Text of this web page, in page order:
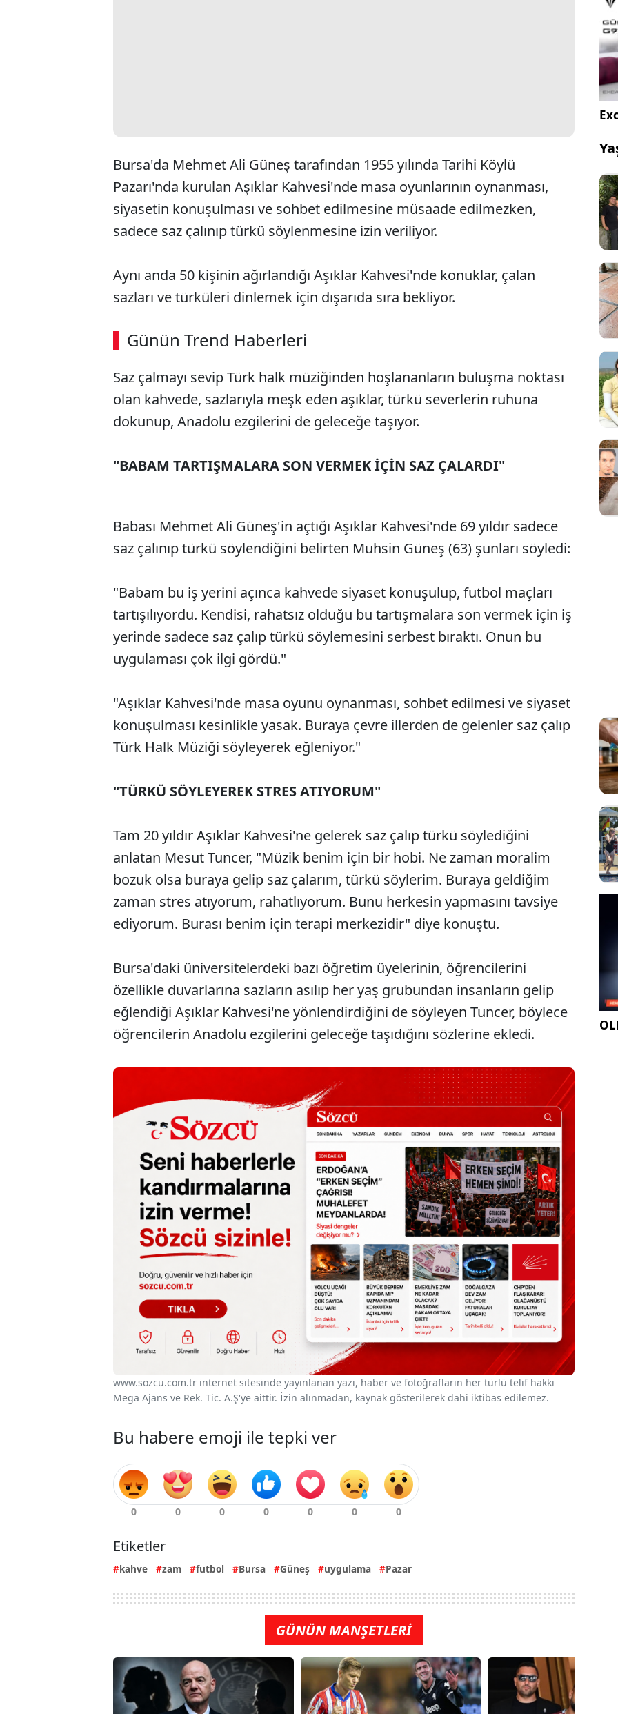
Bursa'da Mehmet Ali Güneş tarafından 1955 yılında Tarihi Köylü
Pazarı'nda kurulan Aşıklar Kahvesi'nde masa oyunlarının oynanması,
siyasetin konuşulması ve sohbet edilmesine müsaade edilmezken,
sadece saz çalınıp türkü söylenmesine izin veriliyor.
Aynı anda 50 kişinin ağırlandığı Aşıklar Kahvesi'nde konuklar, çalan
sazları ve türküleri dinlemek için dışarıda sıra bekliyor.
Günün Trend Haberleri
00:02 / 08:43
Sesi Aç
Saz çalmayı sevip Türk halk müziğinden hoşlananların buluşma noktası
olan kahvede, sazlarıyla meşk eden aşıklar, türkü severlerin ruhuna
dokunup, Anadolu ezgilerini de geleceğe taşıyor.
"BABAM TARTIŞMALARA SON VERMEK İÇİN SAZ ÇALARDI"
Babası Mehmet Ali Güneş'in açtığı Aşıklar Kahvesi'nde 69 yıldır sadece
saz çalınıp türkü söylendiğini belirten Muhsin Güneş (63) şunları söyledi:
"Babam bu iş yerini açınca kahvede siyaset konuşulup, futbol maçları
tartışılıyordu. Kendisi, rahatsız olduğu bu tartışmalara son vermek için iş
yerinde sadece saz çalıp türkü söylemesini serbest bıraktı. Onun bu
uygulaması çok ilgi gördü."
"Aşıklar Kahvesi'nde masa oyunu oynanması, sohbet edilmesi ve siyaset
konuşulması kesinlikle yasak. Buraya çevre illerden de gelenler saz çalıp
Türk Halk Müziği söyleyerek eğleniyor."
"TÜRKÜ SÖYLEYEREK STRES ATIYORUM"
Tam 20 yıldır Aşıklar Kahvesi'ne gelerek saz çalıp türkü söylediğini
anlatan Mesut Tuncer, "Müzik benim için bir hobi. Ne zaman moralim
bozuk olsa buraya gelip saz çalarım, türkü söylerim. Buraya geldiğim
zaman stres atıyorum, rahatlıyorum. Bunu herkesin yapmasını tavsiye
ediyorum. Burası benim için terapi merkezidir" diye konuştu.
Bursa'daki üniversitelerdeki bazı öğretim üyelerinin, öğrencilerini
özellikle duvarlarına sazların asılıp her yaş grubundan insanların gelip
eğlendiği Aşıklar Kahvesi'ne yönlendirdiğini de söyleyen Tuncer, böylece
öğrencilerin Anadolu ezgilerini geleceğe taşıdığını sözlerine ekledi.
www.sozcu.com.tr internet sitesinde yayınlanan yazı, haber ve fotoğrafların her türlü telif hakkı
Mega Ajans ve Rek. Tic. A.Ş'ye aittir. İzin alınmadan, kaynak gösterilerek dahi iktibas edilemez.
Bu habere emoji ile tepki ver
Etiketler
kahve zam futbol Bursa Güneş uygulama Pazar
GÜNÜN MANŞETLERİ